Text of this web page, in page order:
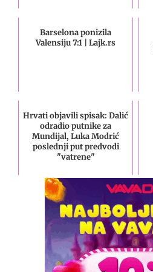
Barselona ponizila
Valensiju 7:1 | Lajk.rs
Hrvati objavili spisak: Dalić
odradio putnike za
Mundijal, Luka Modrić
poslednji put predvodi
"vatrene"